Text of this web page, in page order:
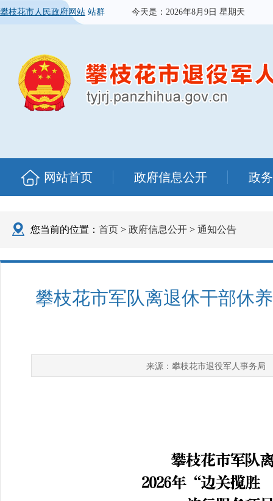
攀枝花市人民政府网站 站群 今天是： 2026年8月9日 星期天
网站首页 政府信息公开 政
您当前的位置： 首页 > 政府信息公开 > 通知公告
攀枝花市军队离退休干部休
来源： 攀枝花市退役军人事务局